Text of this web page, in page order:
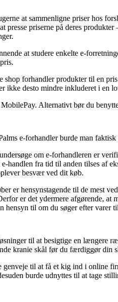
at sammenligne priser hos
presse priserne på deres
at studere enkelte e-
shop forhandler produkter til en
ikke desto mindre inkluderet i en
Alternativt bør du
e-forhandler burde man
om e-forhandleren er
handlen fra tid til anden tilses af
besvær ved dit køb.
er hensynstagende til de mest
er det ydermere afgørende,
hensyn til om du søger efter varer
til at besigtige en længere
kranie skål før du færdiggør din
til at få et kig ind i online
burde udnyttes til at tage